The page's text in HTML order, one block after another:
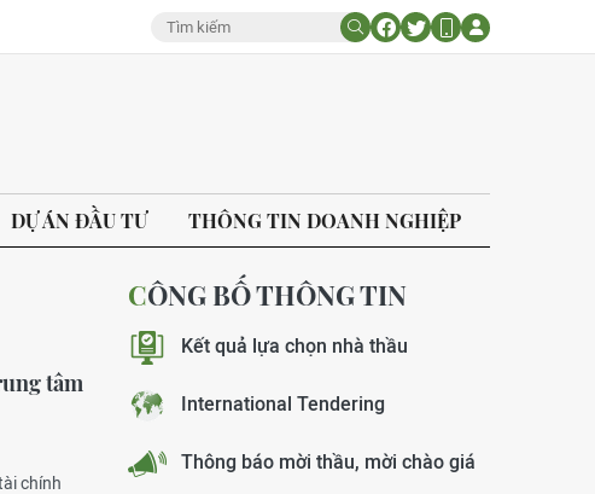
DỰ ÁN ĐẦU TƯ THÔNG TIN DOANH NGHIỆP
tâm
chính
CÔNG BỐ THÔNG TIN
Kết quả lựa chọn nhà thầu
International Tendering
Thông báo mời thầu, mời chào giá